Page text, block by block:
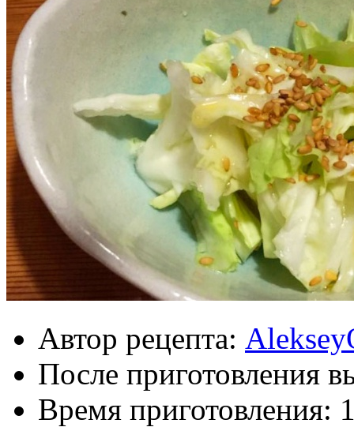
Автор рецепта:
После приготовления
Время приготовления: